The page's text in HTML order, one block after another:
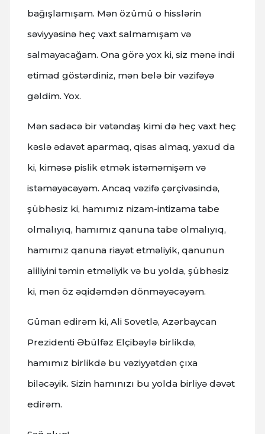
bağışlamışam. Mən özümü o hisslərin
səviyyəsinə heç vaxt salmamışam və
salmayacağam. Ona görə yox ki, siz mənə indi
etimad göstərdiniz, mən belə bir vəzifəyə
gəldim. Yox.
Mən sadəcə bir vətəndaş kimi də heç vaxt heç
kəslə ədavət aparmaq, qisas almaq, yaxud da
ki, kiməsə pislik etmək istəməmişəm və
istəməyəcəyəm. Ancaq vəzifə çərçivəsində,
şübhəsiz ki, hamımız nizam-intizama tabe
olmalıyıq, hamımız qanuna tabe olmalıyıq,
hamımız qanuna riayət etməliyik, qanunun
aliliyini təmin etməliyik və bu yolda, şübhəsiz
ki, mən öz əqidəmdən dönməyəcəyəm.
Güman edirəm ki, Ali Sovetlə, Azərbaycan
Prezidenti Əbülfəz Elçibəylə birlikdə,
hamımız birlikdə bu vəziyyətdən çıxa
biləcəyik. Sizin hamınızı bu yolda birliyə dəvət
edirəm.